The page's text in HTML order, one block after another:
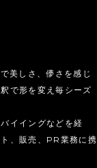
美しさ、儚さを感じ
で形を変え毎シーズ
イイングなどを経
、販売、PR業務に携